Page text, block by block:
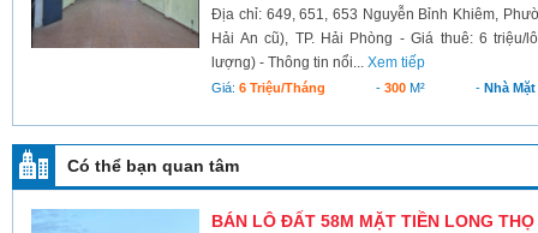
Địa chỉ: 649, 651, 653 Nguyễn Bỉnh Khiêm,
Hải An cũ), TP. Hải Phòng - Giá thuê: 6 triệu/
lượng) - Thông tin nổi...Xem tiếp
Giá:6 Triệu/tháng -300 M² - Nhà
Có thể bạn quan tâm
BÁN LÔ ĐẤT 58M MẶT TIỀN LONG